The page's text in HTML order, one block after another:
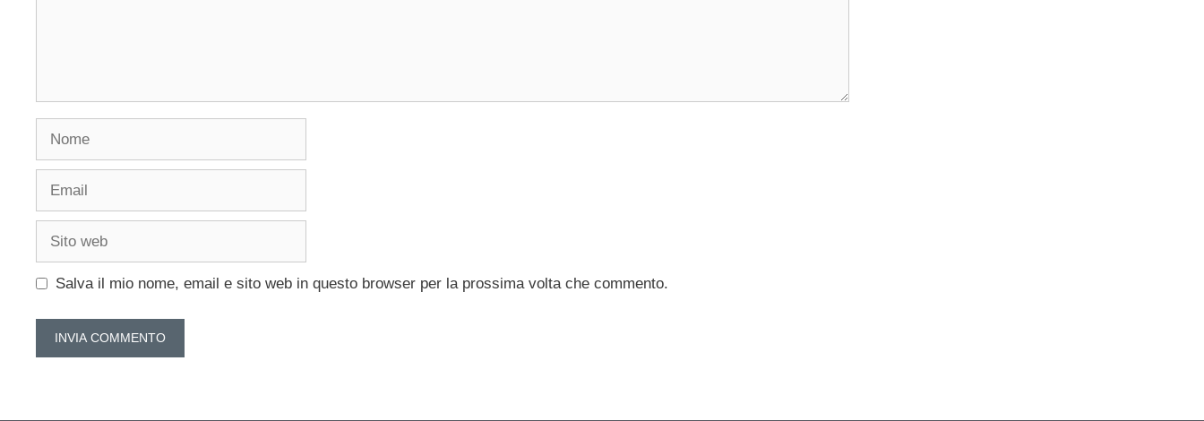
Nome
Email
Sito
Salva il mio nome, email e sito web in questo browser per la prossima volta che commento.